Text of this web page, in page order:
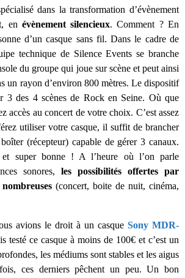
dans la transformation d’évènement
en évènement silencieux. Comment ? En
d’un casque sans fil. Dans le cadre de
technique de Silence Events se branche
du groupe qui joue sur scène et peut ainsi
un rayon d’environ 800 mètres. Le dispositif
3 des 4 scènes de Rock en Seine. Où que
accès au concert de votre choix. C’est assez
utiliser votre casque, il suffit de brancher
(récepteur) capable de gérer 3 canaux.
et super bonne ! A l’heure où l’on parle
sonores, les possibilités offertes par
(concert, boite de nuit, cinéma,
avions le droit à un casque Sony MDR-
testé ce casque à moins de 100€ et c’est un
les médiums sont stables et les aigus
ces derniers pêchent un peu. Un bon